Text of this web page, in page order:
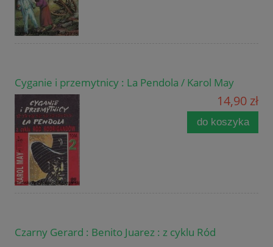
Cyganie i przemytnicy : La Pendola / Karol May
14,90 zł
do koszyka
Czarny Gerard : Benito Juarez : z cyklu Ród